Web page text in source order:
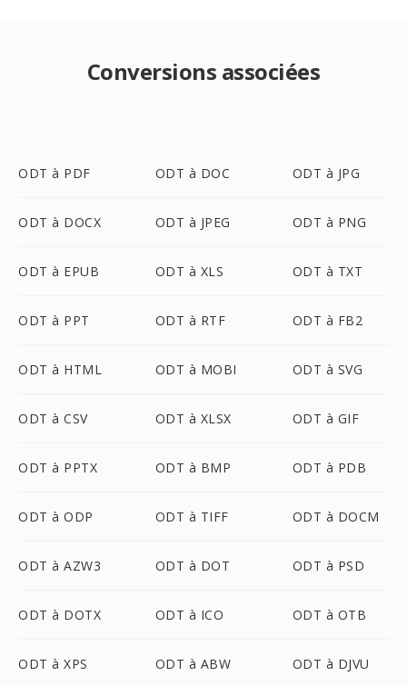
Conversions associées
ODT à PDF ODT à DOC ODT à JPG
ODT à DOCX ODT à JPEG ODT à PNG
ODT à EPUB ODT à XLS ODT à TXT
ODT à PPT ODT à RTF ODT à FB2
ODT à HTML ODT à MOBI ODT à SVG
ODT à CSV ODT à XLSX ODT à GIF
ODT à PPTX ODT à BMP ODT à PDB
ODT à ODP ODT à TIFF ODT à DOCM
ODT à AZW3 ODT à DOT ODT à PSD
ODT à DOTX ODT à ICO ODT à OTB
ODT à XPS ODT à ABW ODT à DJVU